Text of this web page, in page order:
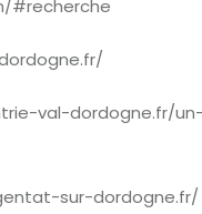
#recherche
val-dordogne.fr/
sur-dordogne.fr/